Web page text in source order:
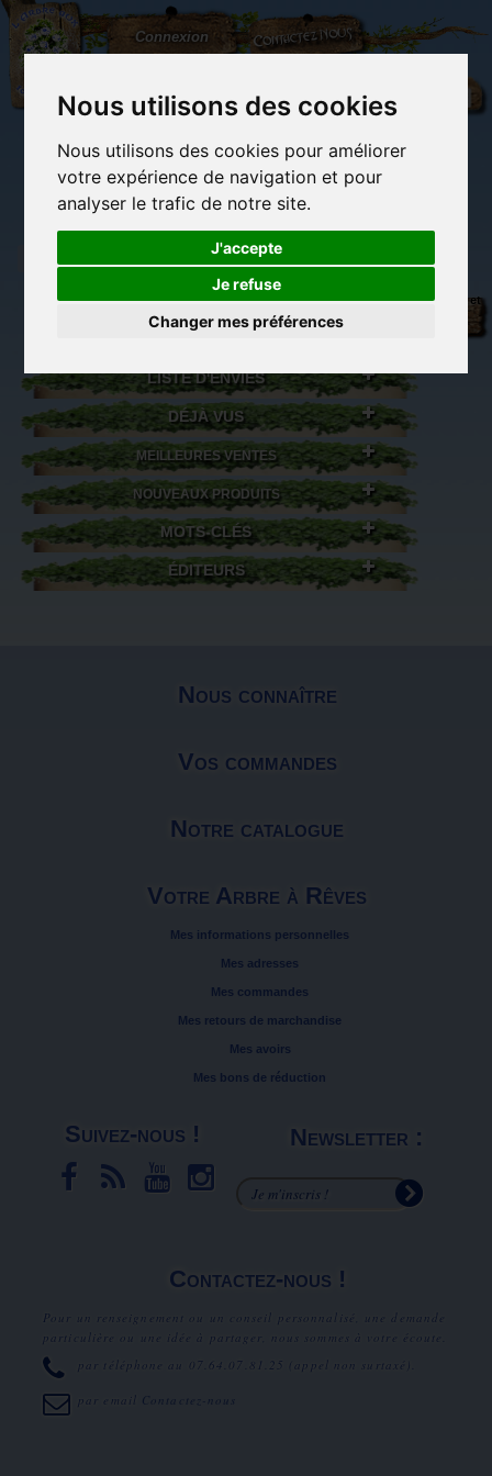
Nous utilisons des cookies
Nous utilisons des cookies pour améliorer
votre expérience de navigation et pour
analyser le trafic de notre site.
J'accepte
Je refuse
Changer mes préférences
L'Arbre
aux
100.000
Connexion Contactez-nous
(vide)
Librairie des
Carterie
originale
Activités
détente et jeux
Objets déco et
LISTE D'ENVIES
DÉJÀ VUS
MEILLEURES VENTES
NOUVEAUX PRODUITS
MOTS-CLÉS
ÉDITEURS
Nous connaître
Vos commandes
Notre catalogue
Votre Arbre à Rêves
Mes informations personnelles
Mes adresses
Mes commandes
Mes retours de marchandise
Mes avoirs
Mes bons de réduction
Suivez-nous ! Newsletter :
Contactez-nous !
Pour un renseignement ou un conseil personnalisé, une demande
particulière ou une idée à partager, nous sommes à votre écoute.
par téléphone au
07.64.07.81.25 (appel non surtaxé).
par email Contactez-nous